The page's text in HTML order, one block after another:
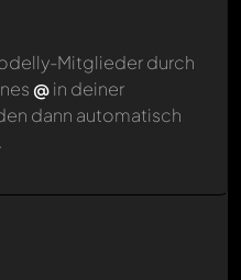
Mitglieder durch
@in deiner
dann automatisch